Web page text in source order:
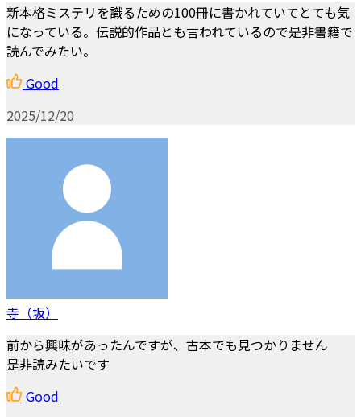
新本格ミステリを識るための100冊に書かれていてとても気
になっている。伝説的作品とも言われているので是非書籍で
読んでみたい。
Good
2025/12/20
寺（坂）
前から興味があったんですが、古本でも見つかりません
是非読みたいです
Good